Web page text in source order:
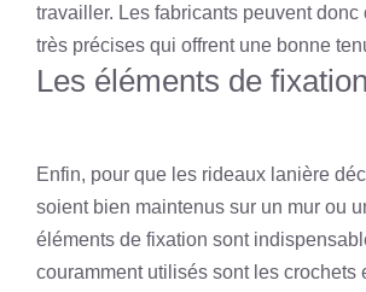
travailler. Les fabricants peuvent donc
très précises qui offrent une bonne
Les éléments de fixation
Enfin, pour que les rideaux lanière
soient bien maintenus sur un mur ou
éléments de fixation sont
couramment utilisés sont les crochets